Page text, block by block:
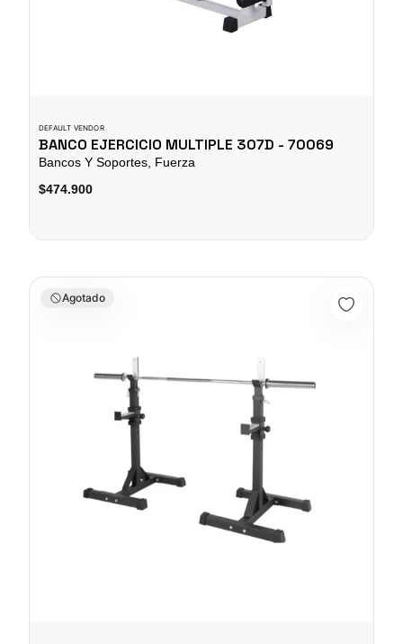
DEFAULT VENDOR
BANCO EJERCICIO MULTIPLE 307D - 70069
Bancos Y Soportes, Fuerza
$474.900
Banco Múltiple Pro - SportFitness 071762
Agotado